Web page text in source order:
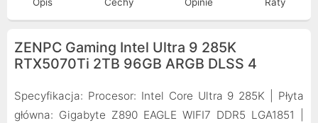
Opis Cechy Opinie Raty
ZENPC Gaming Intel Ultra 9 285K
RTX5070Ti 2TB 96GB ARGB DLSS 4
Specyfikacja: Procesor: Intel Core Ultra 9 285K | Płyta
główna: Gigabyte Z890 EAGLE WIFI7 DDR5 LGA1851 |